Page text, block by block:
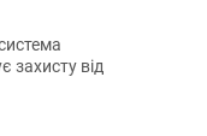
захисту від